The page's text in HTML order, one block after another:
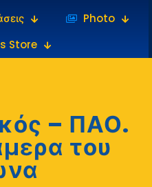
‎‏‏‎ ‎Photo
Store
– ΠΑΟ.
του